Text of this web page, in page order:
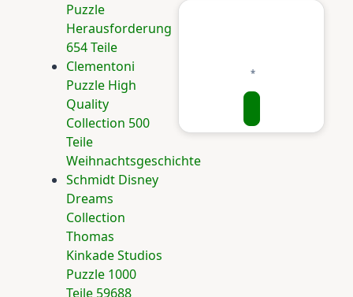
Puzzle
Herausforderung
654 Teile
Clementoni
Puzzle High
Quality
Collection 500
Teile
Weihnachtsgeschichte
Schmidt Disney
Dreams
Collection
Thomas
Kinkade Studios
Puzzle 1000
Teile 59688